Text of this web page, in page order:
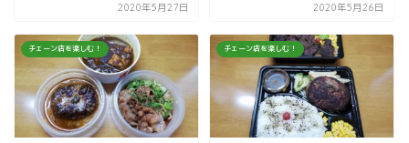
2020年5月27日 2020年5月26日
チェーン店を楽しむ！ チェーン店を楽しむ！